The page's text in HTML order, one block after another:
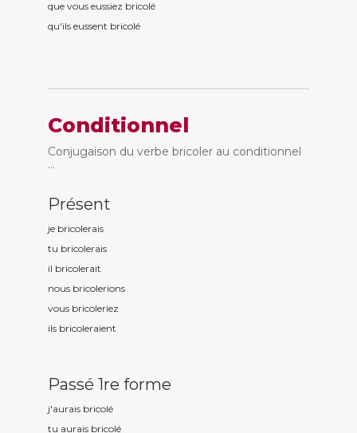
que vous eussiez bricolé
qu'ils eussent bricolé
Conditionnel
Conjugaison du verbe bricoler au conditionnel
...
Présent
je bricolerais
tu bricolerais
il bricolerait
nous bricolerions
vous bricoleriez
ils bricoleraient
Passé 1re forme
j'aurais bricolé
tu aurais bricolé